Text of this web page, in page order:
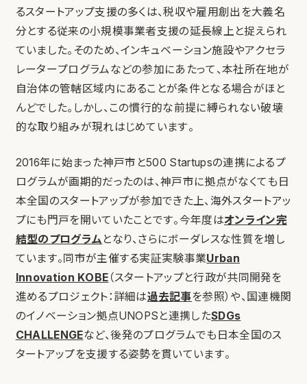
るスタートアップ支援の多くは、税収や雇用創出を大義名
分とする従来の小規模事業者支援の延長線上と捉えられ
ていました。そのため、インキュベーション施設やアクセラ
レータープログラムなどの参加にあたって、本社所在地が
自治体の管轄区域内にあることが条件となる場合がほと
んどでした。しかし、この慣行的な前提に縛られない破壊
的な取り組みが現れはじめています。
2016年に始まった神戸市と500 Startupsの連携によるプ
ログラムが画期的だったのは、神戸市に拠点がなくても日
本全国のスタートアップが参加できた上、海外スタートアッ
プにも門戸を開いていたことです。今年度はオンライン完
結型のプログラム となり、さらにボーダレスな性質を増し
ています。同市が主催する実証実験事業Urban
Innovation KOBE （スタートアップと行政が共同開発を
進めるプロジェクト：詳細は過去記事を参照）や、国連機関
のイノベーション拠点UNOPSと連携したSDGs
CHALLENGEなど、後発のプログラムでも日本全国のス
タートアップを支援する姿勢を貫いています。